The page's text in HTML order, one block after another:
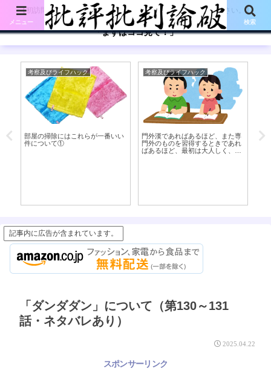
【初訪問の方は、下記の「まずはココ見て!」ボタンをご覧ください。】
「まずはココ見て！」
考察及びライフハック
部屋の掃除にはこれらが一番いい
件について①
考察及びライフハック
門外漢であればあるほど、また専
門外のものを習得するときであれ
ばあるほど、最初は大人しく、身
書
記事内に広告が含まれています。
「ダンダダン」について（第130～131
話・ネタバレあり）
2025.04.22
スポンサーリンク
メニュー 検索